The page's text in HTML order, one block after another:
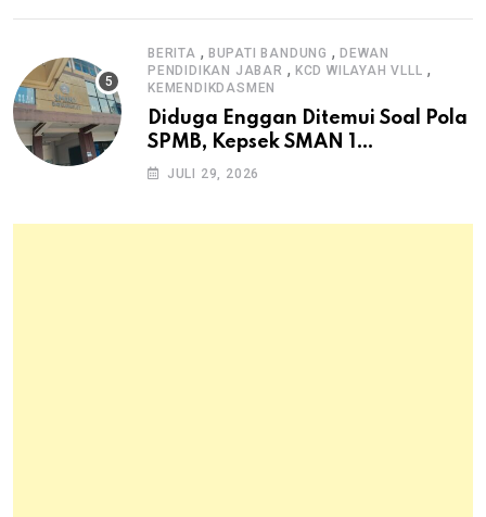
BERITA , BUPATI BANDUNG ,DEWAN
PENDIDIKAN JABAR , KCD WILAYAH VLLL ,
KEMENDIKDASMEN
Diduga Enggan Ditemui Soal Pola
SPMB, Kepsek SMAN 1
Dayeuhkolot Dikeluhkan Orang
JULI 29, 2026